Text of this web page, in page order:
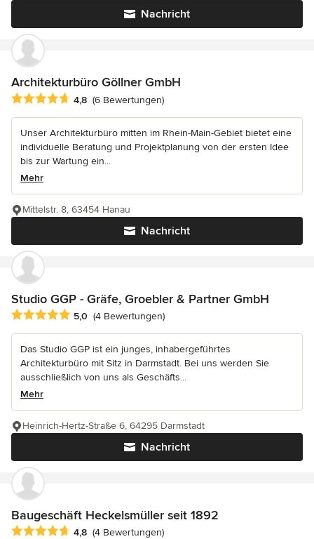
Nachricht
Architekturbüro Göllner GmbH
Durchschnittliche Bewertung: 4.8 von 5 Sternen
4,8 (6 Bewertungen)
Unser Architekturbüro mitten im Rhein-Main-Gebiet bietet eine
individuelle Beratung und Projektplanung von der ersten Idee
bis zur Wartung ein...
Mehr
Nachricht
Mittelstr. 8, 63454 Hanau
Studio GGP - Gräfe, Groebler & Partner GmbH
Durchschnittliche Bewertung: 5 von 5 Sternen
5,0 (4 Bewertungen)
Das Studio GGP ist ein junges, inhabergeführtes
Architekturbüro mit Sitz in Darmstadt. Bei uns werden Sie
ausschließlich von uns als Geschäfts...
Mehr
Nachricht
Heinrich-Hertz-Straße 6, 64295 Darmstadt
Baugeschäft Heckelsmüller seit 1892
Durchschnittliche Bewertung: 4.8 von 5 Sternen
4,8 (4 Bewertungen)